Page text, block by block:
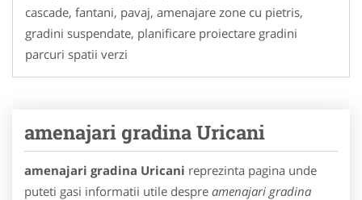
cascade, fantani, pavaj, amenajare zone cu pietris,
gradini suspendate, planificare proiectare gradini
parcuri spatii verzi
amenajari gradina Uricani
amenajari gradina Uricani reprezinta pagina unde
puteti gasi informatii utile despre amenajari gradina